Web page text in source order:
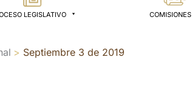
LEGISLATIVO COMISIONES
Septiembre 3 de 2019